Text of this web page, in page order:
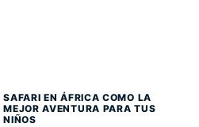
SAFARI EN ÁFRICA COMO LA
MEJOR AVENTURA PARA TUS
NIÑOS